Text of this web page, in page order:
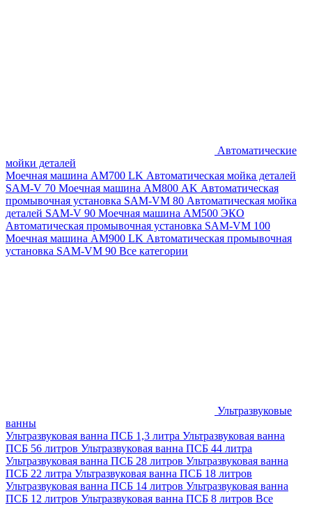
Автоматические
мойки деталей
Моечная машина AM700 LK Автоматическая мойка деталей
SAM-V 70 Моечная машина АМ800 AK Автоматическая
промывочная установка SAM-VM 80 Автоматическая мойка
деталей SAM-V 90 Моечная машина АМ500 ЭКО
Автоматическая промывочная установка SAM-VM 100
Моечная машина AM900 LK Автоматическая промывочная
установка SAM-VM 90 Все категории
Ультразвуковые
ванны
Ультразвуковая ванна ПСБ 1,3 литра Ультразвуковая ванна
ПСБ 56 литров Ультразвуковая ванна ПСБ 44 литра
Ультразвуковая ванна ПСБ 28 литров Ультразвуковая ванна
ПСБ 22 литра Ультразвуковая ванна ПСБ 18 литров
Ультразвуковая ванна ПСБ 14 литров Ультразвуковая ванна
ПСБ 12 литров Ультразвуковая ванна ПСБ 8 литров Все